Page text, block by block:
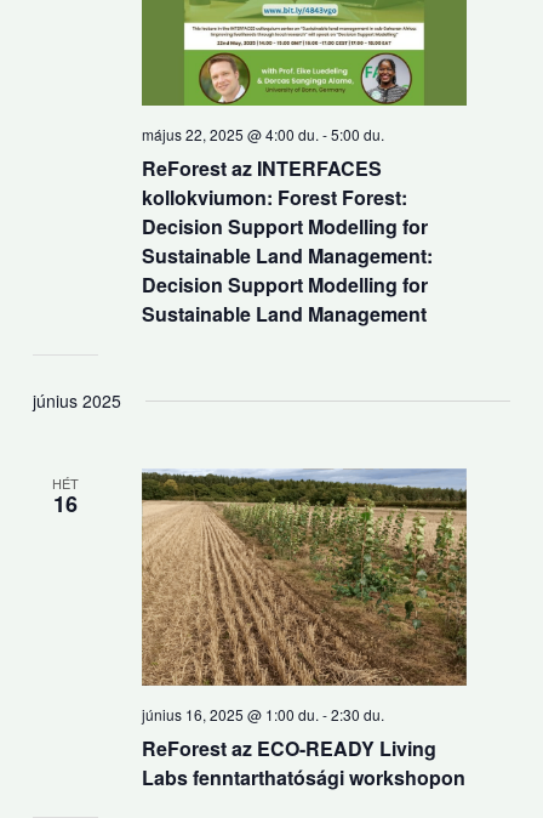
ReForest az INTERFACES
kollokviumon: Forest Forest:
Decision Support Modelling for
Sustainable Land Management:
Decision Support Modelling for
Sustainable Land Management
május 22, 2025 @ 4:00 du. -5:00 du.
június 2025
HÉT
16
ReForest az ECO-READY Living
Labs fenntarthatósági workshopon
június 16, 2025 @ 1:00 du. -2:30 du.